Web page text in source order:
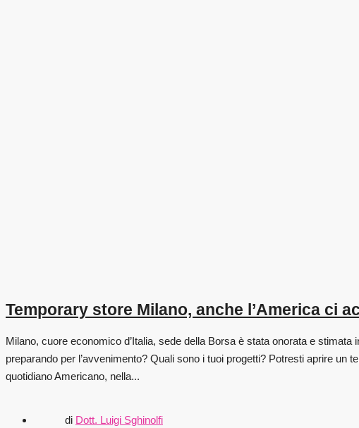
Temporary store Milano, anche l’America ci
Milano, cuore economico d’Italia, sede della Borsa è stata onorata e
preparando per l’avvenimento? Quali sono i tuoi progetti? Potresti aprire
quotidiano Americano, nella...
di Dott. Luigi Sghinolfi